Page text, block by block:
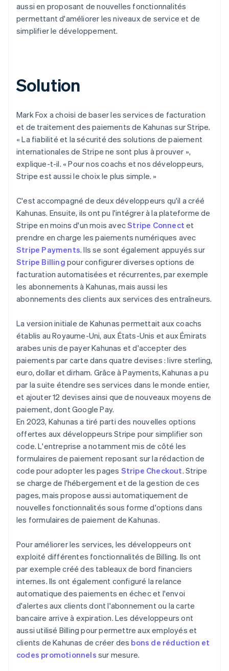
aussi en proposant de nouvelles fonctionnalités
permettant d'améliorer les niveaux de service et de
simplifier le développement.
Solution
Mark Fox a choisi de baser les services de facturation
et de traitement des paiements de Kahunas sur Stripe.
« La fiabilité et la sécurité des solutions de paiement
internationales de Stripe ne sont plus à prouver »,
explique-t-il. « Pour nos coachs et nos développeurs,
Stripe est aussi le choix le plus simple. »
C'est accompagné de deux développeurs qu'il a créé
Kahunas. Ensuite, ils ont pu l'intégrer à la plateforme de
Stripe en moins d'un mois avecStripe Connect et
prendre en charge les paiements numériques avec
Stripe Payments. Ils se sont également appuyés sur
Stripe Billing pour configurer diverses options de
facturation automatisées et récurrentes, par exemple
les abonnements à Kahunas, mais aussi les
abonnements des clients aux services des entraîneurs.
La version initiale de Kahunas permettait aux coachs
établis au Royaume-Uni, aux États-Unis et aux Émirats
arabes unis de payer Kahunas et d'accepter des
paiements par carte dans quatre devises : livre sterling,
euro, dollar et dirham. Grâce à Payments, Kahunas a pu
par la suite étendre ses services dans le monde entier,
et ajouter 12 devises ainsi que de nouveaux moyens de
paiement, dont Google Pay.
En 2023, Kahunas a tiré parti des nouvelles options
offertes aux développeurs Stripe pour simplifier son
code. L'entreprise a notamment mis de côté les
formulaires de paiement reposant sur la rédaction de
code pour adopter les pages Stripe Checkout. Stripe
se charge de l'hébergement et de la gestion de ces
pages, mais propose aussi automatiquement de
nouvelles fonctionnalités sous forme d'options dans
les formulaires de paiement de Kahunas.
Pour améliorer les services, les développeurs ont
exploité différentes fonctionnalités de Billing. Ils ont
par exemple créé des tableaux de bord financiers
internes. Ils ont également configuré la relance
automatique des paiements en échec et l'envoi
d'alertes aux clients dont l'abonnement ou la carte
bancaire arrive à expiration. Les développeurs ont
aussi utilisé Billing pour permettre aux employés et
clients de Kahunas de créer des bons de réduction et
codes promotionnels sur mesure.